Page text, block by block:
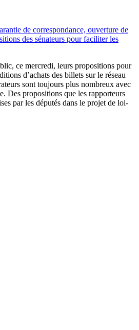
de correspondance, ouverture de
des sénateurs pour faciliter les
ce mercredi, leurs propositions pour
d’achats des billets sur le réseau
sont toujours plus nombreux avec
Des propositions que les rapporteurs
par les députés dans le projet de loi-